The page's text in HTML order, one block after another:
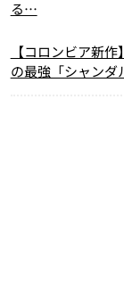
る…
【コロンビア新
の最強「シャンダ